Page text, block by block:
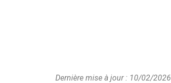
Dernière mise à jour : 10/02/2026